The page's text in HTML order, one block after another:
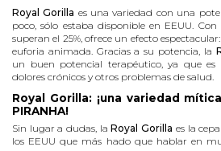
Royal Gorilla es una variedad con una
poco, sólo estaba disponible en EEUU. Con
superan el 25%, ofrece un efecto
euforia animada. Gracias a su potencia, la
un buen potencial terapéutico, ya que
dolores crónicos y otros problemas de salud.
Royal Gorilla: ¡una variedad
PIRANHA!
Sin lugar a dudas, laRoyal Gorilla es la
los EEUU que más hado que hablar en